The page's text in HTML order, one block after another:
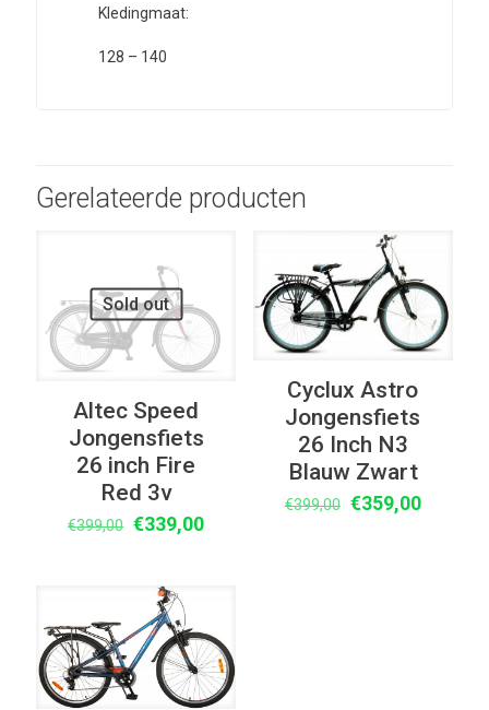
Kledingmaat:
128 – 140
Gerelateerde producten
Sold out
Altec Speed
Jongensfiets
26 inch Fire
Red 3v
€399,00 Oorspronkelijke
€399,00.
€339,00Huidige
UITVERKOOP
Cyclux Astro
Jongensfiets
26 Inch N3
Blauw Zwart
€399,00 Oorspronkelijke
€359,00Huidige